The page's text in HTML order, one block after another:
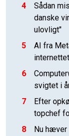
4
Sådan
danske
ulovligt"
5
AI fra
6
svigtet i
7
Efter
topchef
8
Nu